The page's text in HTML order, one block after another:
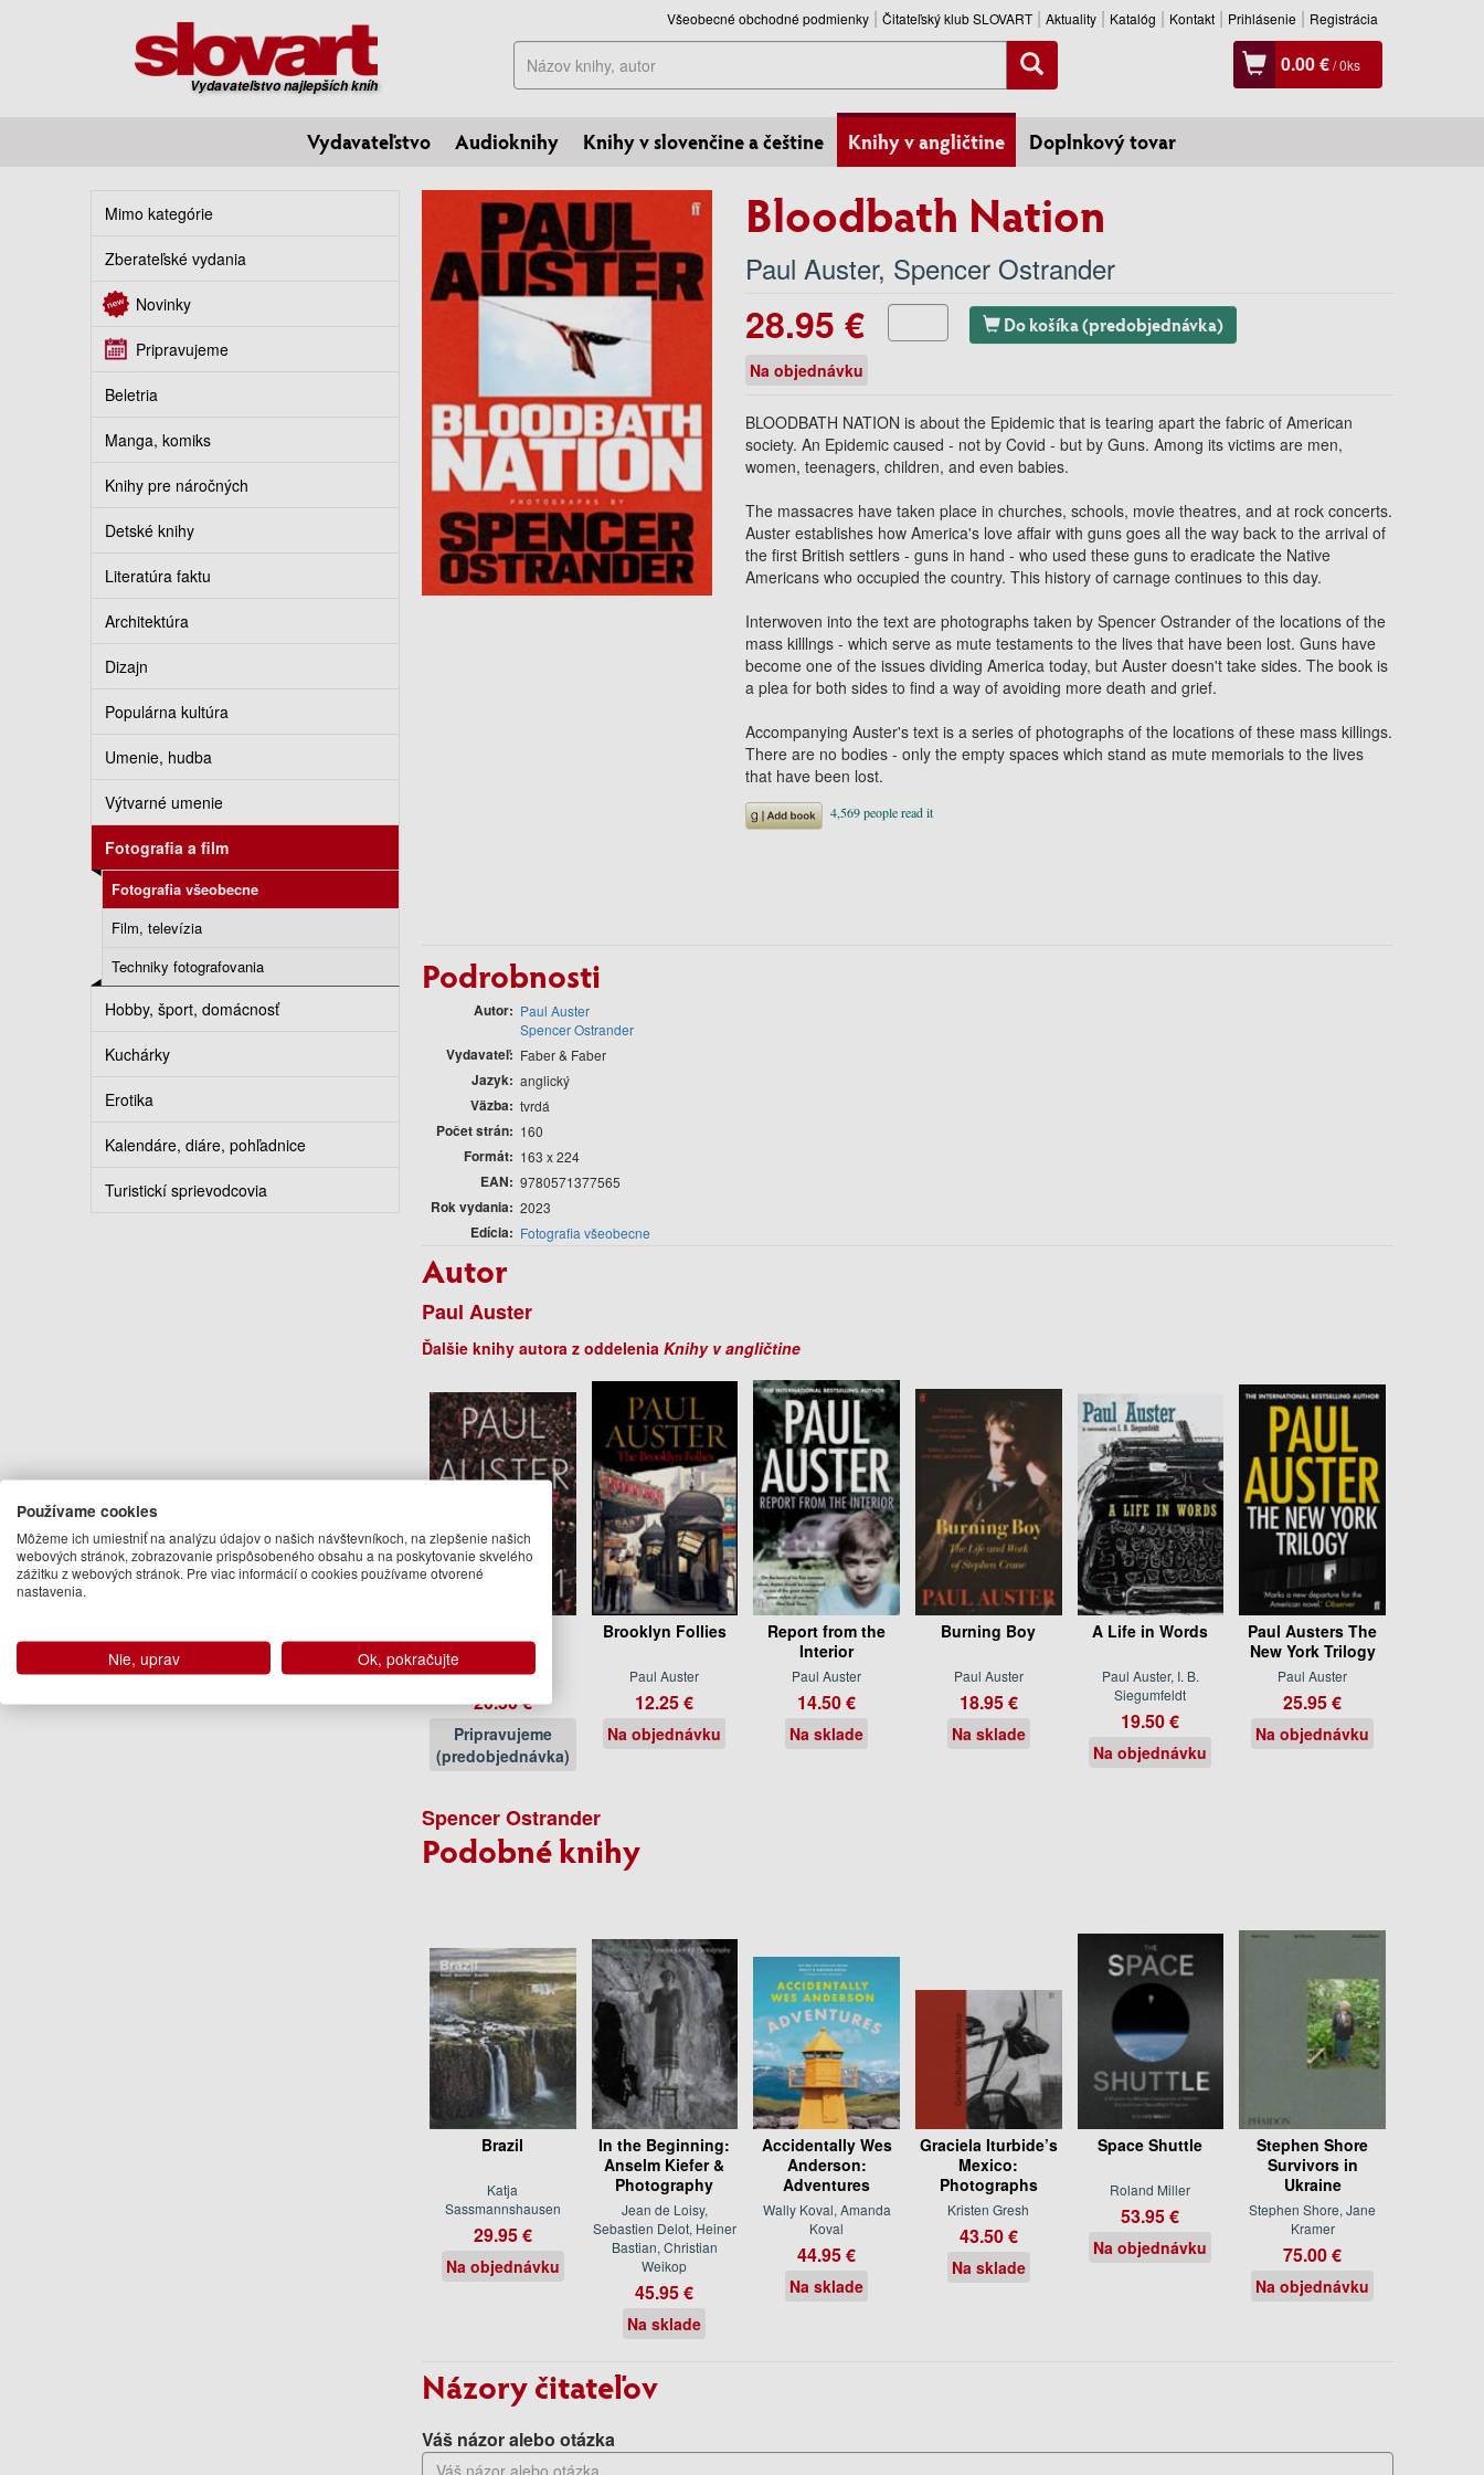
Vydavateľstvo najlepších kníh
Všeobecné obchodné podmienky Čitateľský klub SLOVART Aktuality Katalóg Kontakt Prihlásenie Registrácia
Hľadať 0.00 €/0ks
Vydavateľstvo Audioknihy Knihy v slovenčine a češtine Knihy v angličtine Doplnkový tovar
Mimo kategórie
Zberateľské vydania
Novinky
Pripravujeme
Beletria
Manga, komiks
Knihy pre náročných
Detské knihy
Literatúra faktu
Architektúra
Dizajn
Populárna kultúra
Umenie, hudba
Výtvarné umenie
Fotografia a film
Fotografia všeobecne
Film, televízia
Techniky fotografovania
Hobby, šport, domácnosť
Kuchárky
Erotika
Kalendáre, diáre, pohľadnice
Turistickí sprievodcovia
Bloodbath Nation
Paul Auster, Spencer Ostrander
28.95 € Do košíka (predobjednávka)
Na objednávku
BLOODBATH NATION is about the Epidemic that is tearing apart the fabric of American
society. An Epidemic caused - not by Covid - but by Guns. Among its victims are men,
women, teenagers, children, and even babies.
The massacres have taken place in churches, schools, movie theatres, and at rock concerts.
Auster establishes how America's love affair with guns goes all the way back to the arrival of
the first British settlers - guns in hand - who used these guns to eradicate the Native
Americans who occupied the country. This history of carnage continues to this day.
Interwoven into the text are photographs taken by Spencer Ostrander of the locations of the
mass killlngs - which serve as mute testaments to the lives that have been lost. Guns have
become one of the issues dividing America today, but Auster doesn't take sides. The book is
a plea for both sides to find a way of avoiding more death and grief.
Accompanying Auster's text is a series of photographs of the locations of these mass killings.
There are no bodies - only the empty spaces which stand as mute memorials to the lives
that have been lost.
Podrobnosti
Autor
Paul Auster
Spencer Ostrander
Vydavateľ Faber & Faber
Jazyk anglický
Väzba tvrdá
Počet strán 160
Formát 163 x 224
EAN 9780571377565
Rok vydania 2023
Edícia Fotografia všeobecne
Autor
Paul Auster
Ďalšie knihy autora z oddelenia Knihy v angličtine
Paul Auster
20.50 €
Pripravujeme
(predobjednávka)
Brooklyn Follies
Paul Auster
12.25 €
Na objednávku
Report from the
Interior
Paul Auster
14.50 €
Na sklade
Burning Boy
Paul Auster
18.95 €
Na sklade
A Life in Words
Paul Auster, I. B.
Siegumfeldt
19.50 €
Na objednávku
Paul Austers The
New York Trilogy
Paul Auster
25.95 €
Na objednávku
Spencer Ostrander
Podobné knihy
Brazil
Katja
Sassmannshausen
29.95 €
Na objednávku
In the Beginning:
Anselm Kiefer &
Photography
Jean de Loisy,
Sebastien Delot, Heiner
Bastian, Christian
Weikop
45.95 €
Na sklade
Accidentally Wes
Anderson:
Adventures
Wally Koval, Amanda
Koval
44.95 €
Na sklade
Graciela Iturbide’s
Mexico:
Photographs
Kristen Gresh
43.50 €
Na sklade
Space Shuttle
Roland Miller
53.95 €
Na objednávku
Stephen Shore
Survivors in
Ukraine
Stephen Shore, Jane
Kramer
75.00 €
Na objednávku
Názory čitateľov
Váš názor alebo otázka
Používame cookies
Môžeme ich umiestniť na analýzu údajov o našich návštevníkoch, na zlepšenie našich
webových stránok, zobrazovanie prispôsobeného obsahu a na poskytovanie skvelého
zážitku z webových stránok. Pre viac informácií o cookies používame otvorené
nastavenia.
Nie, uprav Ok, pokračujte